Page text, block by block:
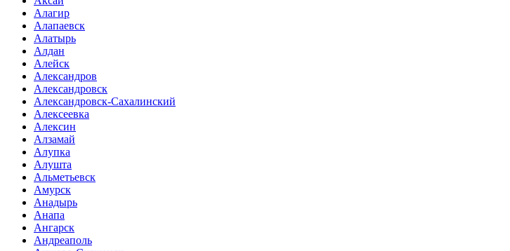
Алагир
Алапаевск
Алатырь
Алдан
Алейск
Александров
Александровск
Александровск-Сахалинский
Алексеевка
Алексин
Алзамай
Алупка
Алушта
Альметьевск
Амурск
Анадырь
Анапа
Ангарск
Андреаполь